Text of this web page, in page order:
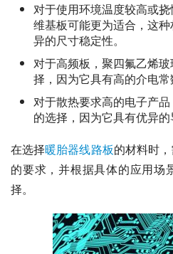
对于使用环境温度较高或
维基板可能更为适合，这
异的尺寸稳定性。
对于高频板，聚四氟乙烯
择，因为它具有高的介电常
对于散热要求高的电子产
的选择，因为它具有优异的
在选择暖胎器线路板的材料时
的要求，并根据具体的应用场
择。